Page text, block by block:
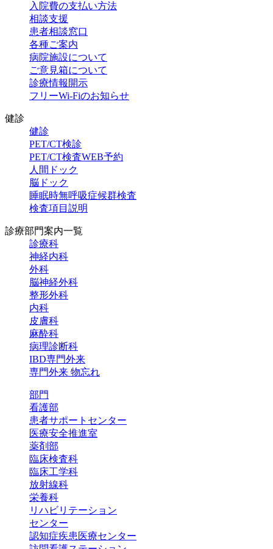
入院費の支払い方法
相談支援
患者相談窓口
各種ご案内
病院施設について
ご意見箱について
診療情報開示
フリーWi-Fiのお知らせ
健診
健診
PET/CT検診
PET/CT検査WEB予約
人間ドック
脳ドック
睡眠時無呼吸症候群検査
検査項目説明
診療部門案内一覧
診療科
神経内科
外科
脳神経外科
整形外科
内科
皮膚科
麻酔科
病理診断科
IBD専門外来
専門外来 物忘れ
部門
看護部
患者サポートセンター
医療安全推進室
薬剤部
臨床検査科
臨床工学科
放射線科
栄養科
リハビリテーション
センター
認知症疾患 医療センター